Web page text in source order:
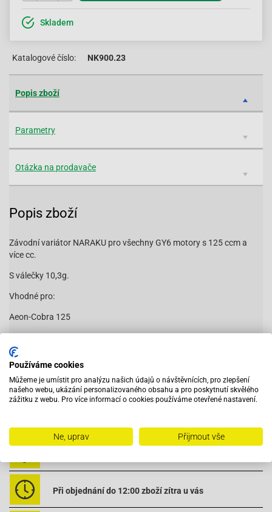
Skladem
Katalogové číslo: NK900.23
Popis zboží
Parametry
Otázka na prodavače
Popis zboží
Závodní variátor NARAKU pro všechny GY6 motory s 125 ccm a
více cc.
S válečky 10,3g.
Vhodné pro:
Aeon-Cobra 125
Baja-SC150 4T
Baotian-BT125T-12C1 B010
Baotian-BT125T-12E1 Rocky
Baotian-BT125T-2A
Baotian-BT125T-2B2
Baotian-BT125T-3A2
Baotian-BT125T-3A4
Čítať viac
Při objednání do 12:00 zboží zítra u vás
Používáme cookies
Můžeme je umístit pro analýzu našich údajů o návštěvnících, pro zlepšení
našeho webu, ukázání personalizovaného obsahu a pro poskytnutí skvělého
zážitku z webu. Pro více informací o cookies používáme otevřené nastavení.
Ne, uprav Přijmout vše